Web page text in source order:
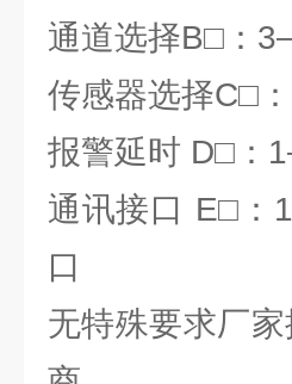
通道选择B□：
传感器选择C□
报警延时 D□
通讯接口 E□
口
无特殊要求厂